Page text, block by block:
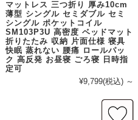
マットレス 三つ折り 厚み10cm
薄型 シングル セミダブル セミ
シングル ポケットコイル
SM103P3U 高密度 ベッドマット
折りたたみ 収納 片面仕様 寝具
快眠 蒸れない 腰痛 ロールパッ
ク 高反発 お昼寝 ごろ寝 日時指
定可
¥9,799(税込) ～